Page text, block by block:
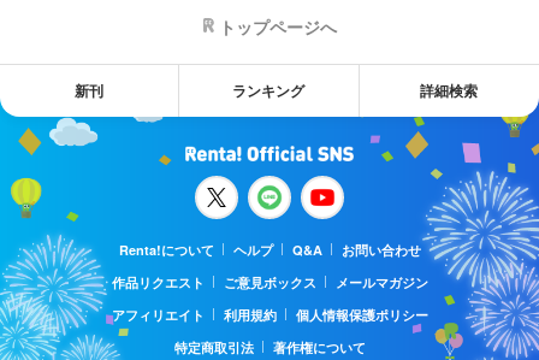
トップページへ
新刊 ランキング 詳細検索
Renta!について ヘルプ Q&A
お問い合わせ
作品リクエスト
ご意見ボックス
メールマガジン
アフィリエイト
利用規約
個人情報保護ポリシー
特定商取引法
著作権について